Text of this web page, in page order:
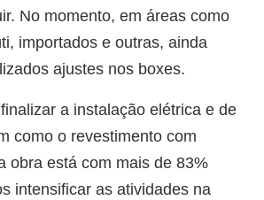
No momento, em áreas como
importados e outras, ainda
ajustes nos boxes.
a instalação elétrica e de
como o revestimento com
obra está com mais de 83%
intensificar as atividades na